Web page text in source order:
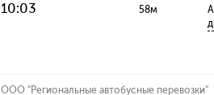
10:03 58м
ООО "Региональные автобусные перевозки"